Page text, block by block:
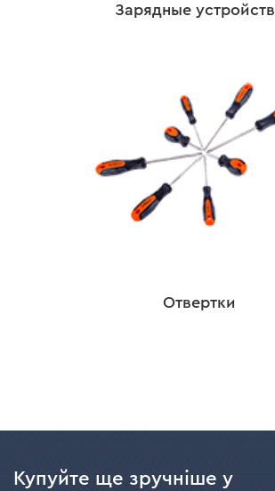
Зарядные
Отвертки
Купуйте ще зручніше у